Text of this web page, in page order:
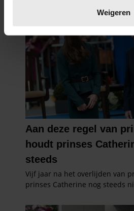
verwerkt en stel uw voorkeuren in
intrekken in de Cookieverklaring.
We gebruiken cookies om
personaliseren, om functies voor
en om ons websiteverkeer te
informatie over uw gebruik van
partners voor social media,
partners kunnen deze gegevens
informatie die u aan ze heeft
verzameld op basis van uw
gaat akkoord met onze cookies
Weigeren